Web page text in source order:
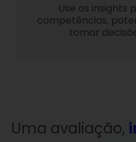
Use os insights
competências,
tomar
Uma avaliação,